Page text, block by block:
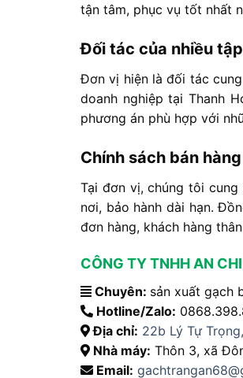
tận tâm, phục vụ tốt nhất
Đối tác của nhiều
Đơn vị hiện là đối tác
doanh nghiệp tại Thanh
phương án phù hợp với
Chính sách bán
Tại đơn vị, chúng tôi
nơi, bảo hành dài hạn.
đơn hàng, khách hàng
CÔNG TY TNHH AN
Chuyên: sản xuất gạch
Hotline/Zalo:
Địa chỉ: 22b Lý Tự
Nhà máy: Thôn 3, xã
Email: